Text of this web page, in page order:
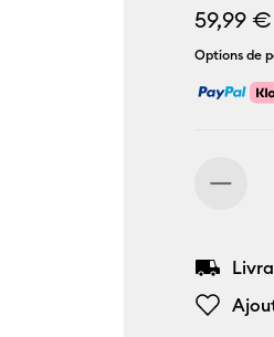
59,99 €
Options de